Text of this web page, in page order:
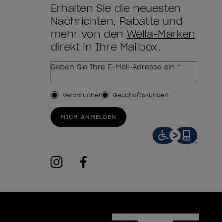
Erhalten Sie die neuesten
Nachrichten, Rabatte und
mehr von den Wella-Marken
direkt in Ihre Mailbox.
Geben Sie Ihre E-Mail-Adresse ein *
Kundenart
Verbraucher Geschäftskunden
MICH ANMELDEN